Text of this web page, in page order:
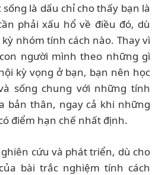
là dấu chỉ cho thấy bạn là
phải xấu hổ về điều đó, dù
nhóm tính cách nào. Thay vì
người mình theo những gì
kỳ vọng ở bạn, bạn nên học
sống chung với những tính
bản thân, ngay cả khi những
điểm hạn chế nhất định.
cứu và phát triển, dù cho
bài trắc nghiệm tính cách